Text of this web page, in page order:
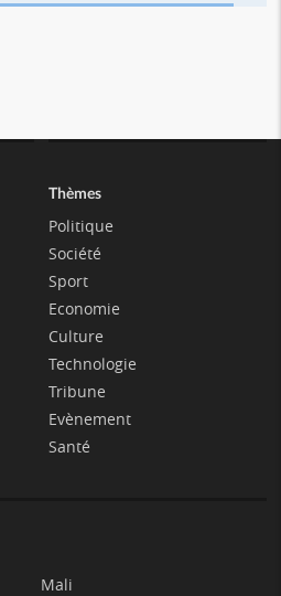
Thèmes
Politique
Société
Sport
Economie
Culture
Technologie
Tribune
Evènement
Santé
Mali